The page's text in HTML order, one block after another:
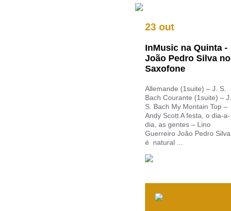
23 out
InMusic na Quinta -
João Pedro Silva no
Saxofone
Allemande (1suite) – J. S.
Bach Courante (1suite) – J.
S. Bach My Montain Top –
Andy Scott A festa, o dia-a-
dia, as gentes – Lino
Guerreiro João Pedro Silva
é natural ...